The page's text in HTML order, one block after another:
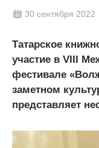
30 сентября 2022
Татарское
участие в VIII
фестивале
заметном
представляет